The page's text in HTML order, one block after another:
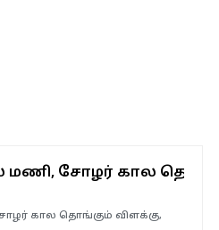
கல் சிற்பி.முருகன்..!
தமிழக அரசு…?
மணி, சோழர் கால
கால தொங்கும் விளக்கு,